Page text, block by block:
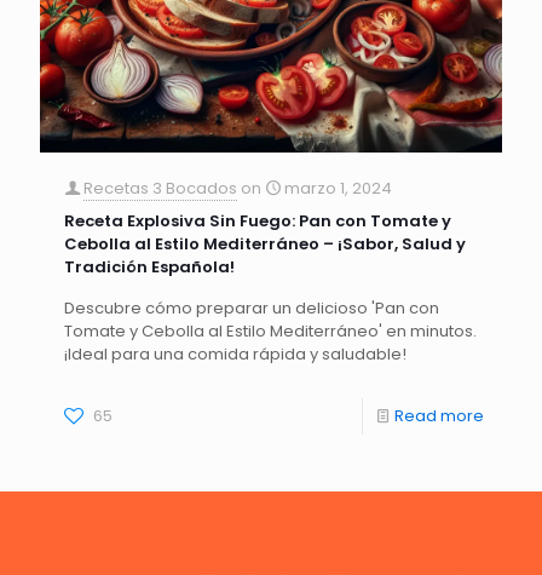
Recetas 3 Bocados on
marzo 1, 2024
Receta Explosiva Sin Fuego: Pan con Tomate y
Cebolla al Estilo Mediterráneo – ¡Sabor, Salud y
Tradición Española!
Descubre cómo preparar un delicioso 'Pan con
Tomate y Cebolla al Estilo Mediterráneo' en minutos.
¡Ideal para una comida rápida y saludable!
65 Read more